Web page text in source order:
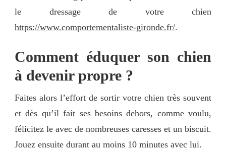
le dressage de votre chien
https://www.comportementaliste-gironde.fr/.
Comment éduquer son chien
à devenir propre ?
Faites alors l’effort de sortir votre chien très souvent
et dès qu’il fait ses besoins dehors, comme voulu,
félicitez le avec de nombreuses caresses et un biscuit.
Jouez ensuite durant au moins 10 minutes avec lui.